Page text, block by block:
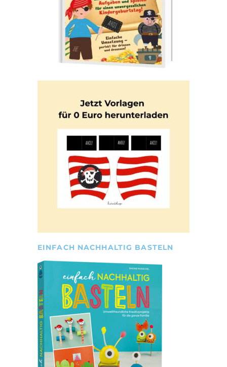
EINFACH NACHHALTIG BASTELN